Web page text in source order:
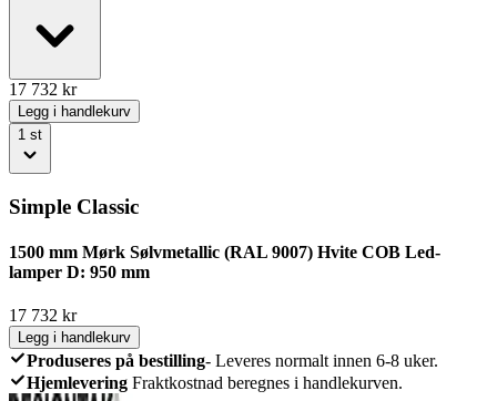
17 732 kr
Legg i handlekurv
1 st
Simple Classic
1500 mm Mørk Sølvmetallic (RAL 9007) Hvite COB Led-
lamper D: 950 mm
17 732 kr
Legg i handlekurv
Produseres på bestilling- Leveres normalt innen 6-8 uker.
Hjemlevering Fraktkostnad beregnes i handlekurven.